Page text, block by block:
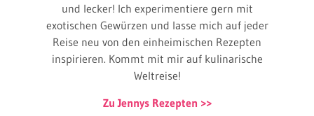
und lecker! Ich experimentiere gern mit
exotischen Gewürzen und lasse mich auf jeder
Reise neu von den einheimischen Rezepten
inspirieren. Kommt mit mir auf kulinarische
Weltreise!
Zu Jennys Rezepten